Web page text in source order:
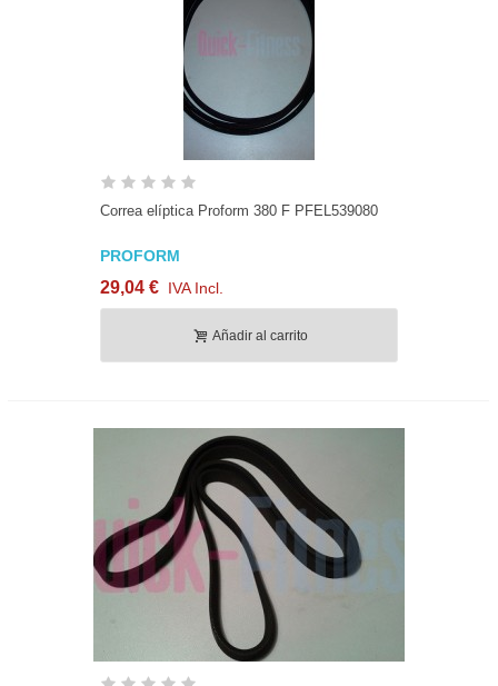
Correa elíptica Proform 380 F PFEL539080
PROFORM
29,04 € IVA Incl.
Añadir al carrito